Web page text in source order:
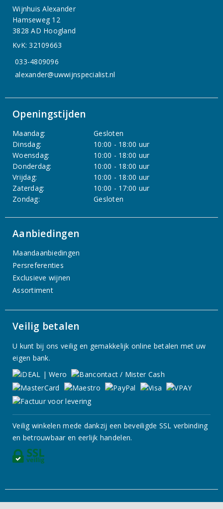
Wijnhuis Alexander
Hamseweg 12
3828 AD Hoogland
KvK: 32109663
033-4809096
alexander@uwwijnspecialist.nl
Openingstijden
Maandag:
Gesloten
Dinsdag:
10:00 - 18:00 uur
Woensdag:
10:00 - 18:00 uur
Donderdag:
10:00 - 18:00 uur
Vrijdag:
10:00 - 18:00 uur
Zaterdag:
10:00 - 17:00 uur
Zondag:
Gesloten
Aanbiedingen
Maandaanbiedingen
Persreferenties
Exclusieve wijnen
Assortiment
Veilig betalen
U kunt bij ons veilig en gemakkelijk online betalen met uw
eigen bank.
Veilig winkelen mede dankzij een beveiligde SSL verbinding
en betrouwbaar en eerlijk handelen.